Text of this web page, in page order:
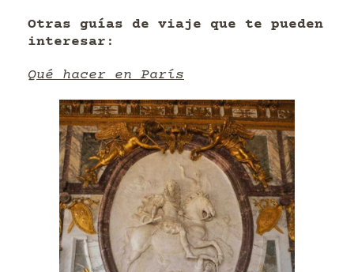
Otras guías de viaje que te pueden
interesar :
Qué hacer en París